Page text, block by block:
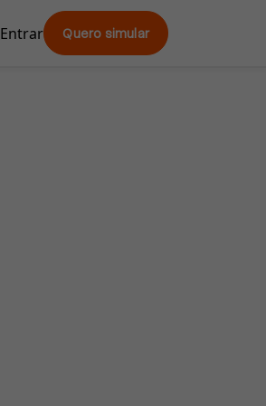
Entrar Quero simular